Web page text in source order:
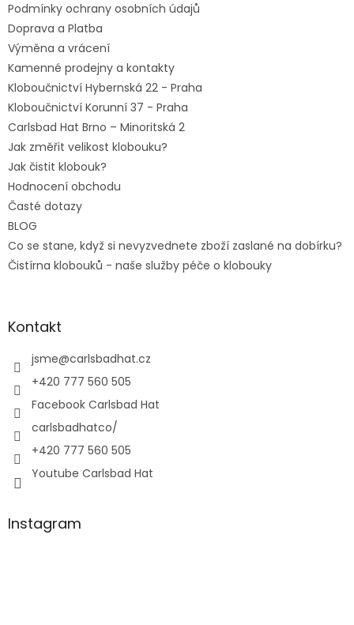
Podmínky ochrany osobních údajů
Doprava a Platba
Výměna a vrácení
Kamenné prodejny a kontakty
Kloboučnictví Hybernská 22 - Praha
Kloboučnictví Korunní 37 - Praha
Carlsbad Hat Brno – Minoritská 2
Jak změřit velikost klobouku?
Jak čistit klobouk?
Hodnocení obchodu
Časté dotazy
BLOG
Co se stane, když si nevyzvednete zboží zaslané na dobírku?
Čistírna klobouků - naše služby péče o klobouky
Kontakt
jsme@carlsbadhat.cz
+420 777 560 505
Facebook Carlsbad Hat
carlsbadhatco/
+420 777 560 505
Youtube Carlsbad Hat
Instagram